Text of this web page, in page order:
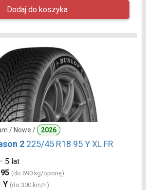
/ Nowe / 2026
2 225/45 R18 95 Y XL FR
5 lat
95 (do 690 kg/oponę)
Y (do 300 km/h)